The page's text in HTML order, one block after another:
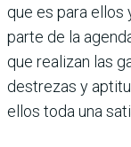
que es para ellos
parte de la
que realizan las
destrezas y
ellos toda una